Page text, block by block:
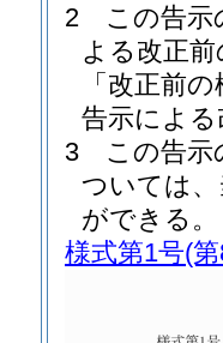
2
この告示
よる改正
「改正前
告示によ
3
この告示
ついては
ができる。
様式第1号(